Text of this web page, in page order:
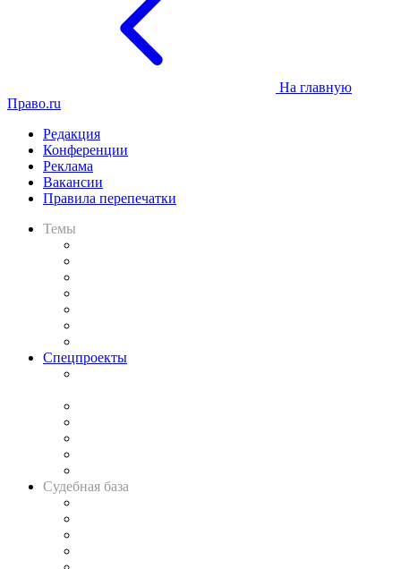
На главную
Право.ru
Редакция
Конференции
Реклама
Вакансии
Правила перепечатки
Темы
Спецпроекты
Судебная база